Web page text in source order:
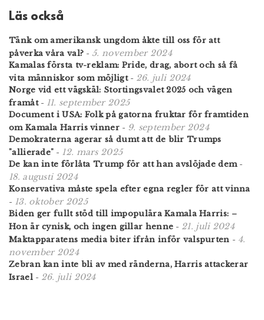
Läs också
Tänk om amerikansk ungdom åkte till oss för att
påverka våra val? -5. november 2024
Kamalas första tv-reklam: Pride, drag, abort och så få
vita människor som möjligt- 26. juli 2024
Norge vid ett vägskäl: Stortings­valet 2025 och vägen
framåt- 11. september 2025
Document i USA: Folk på gatorna fruktar för framtiden
om Kamala Harris vinner- 9. september 2024
Demokraterna agerar så dumt att de blir Trumps
"allierade" - 12. mars 2025
De kan inte förlåta Trump för att han avslöjade dem-
18. augusti 2024
Konservativa måste spela efter egna regler för att vinna
- 13. oktober 2025
Biden ger fullt stöd till impopulära Kamala Harris: –
Hon är cynisk, och ingen gillar henne - 21. juli 2024
Maktapparatens media biter ifrån inför valspurten - 4.
november 2024
Zebran kan inte bli av med ränderna, Harris attackerar
Israel- 26. juli 2024